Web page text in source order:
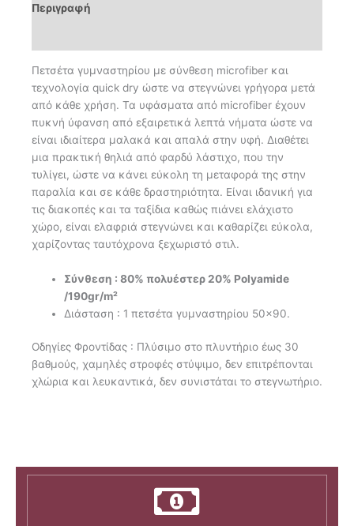
Περιγραφή
Πετσέτα γυμναστηρίου με σύνθεση microfiber και
τεχνολογία quick dry ώστε να στεγνώνει γρήγορα μετά
από κάθε χρήση. Τα υφάσματα από microfiber έχουν
πυκνή ύφανση από εξαιρετικά λεπτά νήματα ώστε να
είναι ιδιαίτερα μαλακά και απαλά στην υφή. Διαθέτει
μια πρακτική θηλιά από φαρδύ λάστιχο, που την
τυλίγει, ώστε να κάνει εύκολη τη μεταφορά της στην
παραλία και σε κάθε δραστηριότητα. Είναι ιδανική για
τις διακοπές και τα ταξίδια καθώς πιάνει ελάχιστο
χώρο, είναι ελαφριά στεγνώνει και καθαρίζει εύκολα,
χαρίζοντας ταυτόχρονα ξεχωριστό στιλ.
Σύνθεση : 80% πολυέστερ 20% Polyamide
/190gr/m²
Διάσταση : 1 πετσέτα γυμναστηρίου 50×90.
Οδηγίες Φροντίδας : Πλύσιμο στο πλυντήριο έως 30
βαθμούς, χαμηλές στροφές στύψιμο, δεν επιτρέπονται
χλώρια και λευκαντικά, δεν συνιστάται το στεγνωτήριο.